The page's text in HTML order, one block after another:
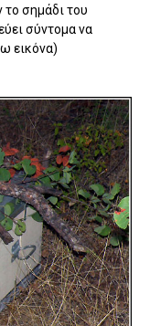
το σημάδι του
σύντομα να
εικόνα)